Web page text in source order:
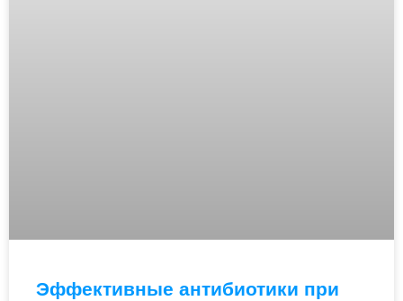
Эффективные антибиотики при